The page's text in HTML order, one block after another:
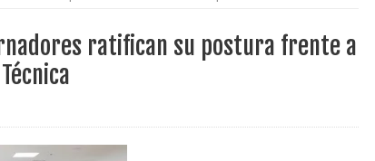
Articulador Departamental para el abordaje de las
ratifican su postura frente a